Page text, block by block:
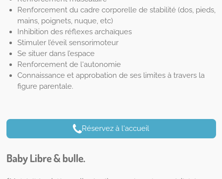
Renforcement du cadre corporelle de stabilité (dos, pieds,
mains, poignets, nuque, etc)
Inhibition des réflexes archaïques
Stimuler l’éveil sensorimoteur
Se situer dans l’espace
Renforcement de l'autonomie
Connaissance et approbation de ses limites à travers la
figure parentale.
Réservez à l'accueil
Baby Libre & bulle.